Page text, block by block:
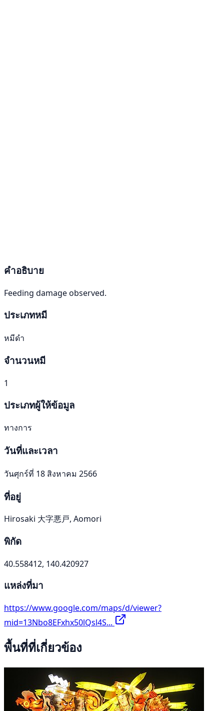
คำอธิบาย
Feeding damage observed.
ประเภทหมี
หมีดำ
จำนวนหมี
1
ประเภทผู้ให้ข้อมูล
ทางการ
วันที่และเวลา
วันศุกร์ที่ 18 สิงหาคม 2566
ที่อยู่
Hirosaki 大字悪戸, Aomori
พิกัด
40.558412, 140.420927
แหล่งที่มา
https://www.google.com/maps/d/viewer?
mid=13Nbo8EFxhx50lQsl4S...
พื้นที่ที่เกี่ยวข้อง